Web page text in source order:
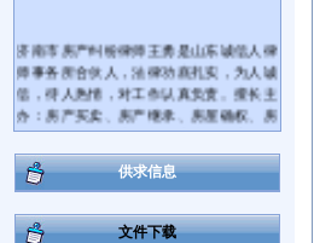
济南市房产纠纷律师王勇是山东诚信人律
师事务所合伙人，法律功底扎实，为人诚
信，待人热情，对工作认真负责。擅长主
办：房产买卖、房产继承、房屋确权、房
屋拆迁、离婚房产分割等房产纠纷案件；
大、中型企业的法律顾问，具备相当丰富
的执业实践经验和诉讼技巧。
王勇律师咨询电话：13573782679，地址:
济南市经七路758号连城国际大厦A座301
供求信息
文件下载